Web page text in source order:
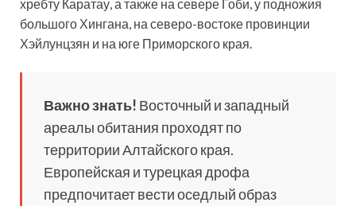
хребту Каратау, а также на севере Гоби, у подножия
большого Хингана, на северо-востоке провинции
Хэйлунцзян и на юге Приморского края.
Важно знать! Восточный и западный
ареалы обитания проходят по
территории Алтайского края.
Европейская и турецкая дрофа
предпочитает вести оседлый образ